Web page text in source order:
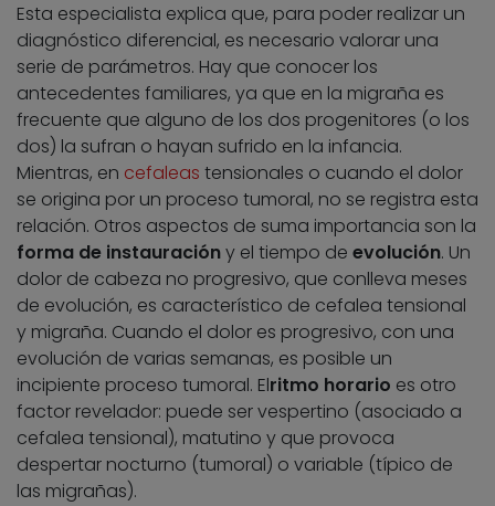
Esta especialista explica que, para poder realizar un
diagnóstico diferencial, es necesario valorar una
serie de parámetros. Hay que conocer los
antecedentes familiares, ya que en la migraña es
frecuente que alguno de los dos progenitores (o los
dos) la sufran o hayan sufrido en la infancia.
Mientras, en cefaleas tensionales o cuando el dolor
se origina por un proceso tumoral, no se registra esta
relación. Otros aspectos de suma importancia son la
forma de instauracióny el tiempo de evolución. Un
dolor de cabeza no progresivo, que conlleva meses
de evolución, es característico de cefalea tensional
y migraña. Cuando el dolor es progresivo, con una
evolución de varias semanas, es posible un
incipiente proceso tumoral. Elritmo horario es otro
factor revelador: puede ser vespertino (asociado a
cefalea tensional), matutino y que provoca
despertar nocturno (tumoral) o variable (típico de
las migrañas).